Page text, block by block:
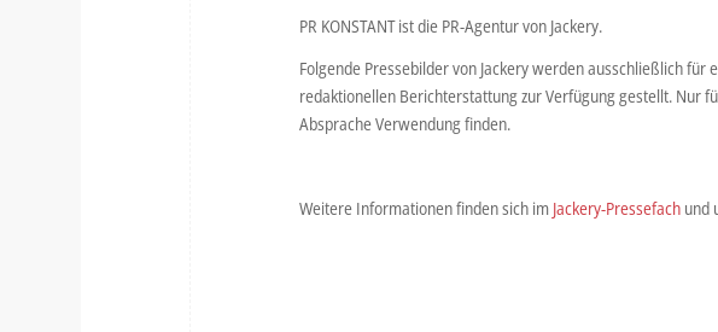
PR KONSTANT ist die PR-Agentur von Jackery.
Folgende Pressebilder von Jackery werden ausschließlich
redaktionellen Berichterstattung zur Verfügung gestellt. Nur
Absprache Verwendung finden.
Weitere Informationen finden sich im Jackery-Pressefach und